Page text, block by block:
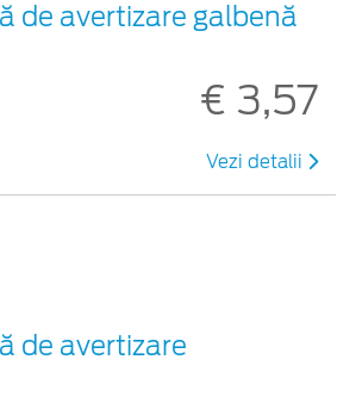
de avertizare galbenă
€ 3,57
Vezi detalii
de avertizare